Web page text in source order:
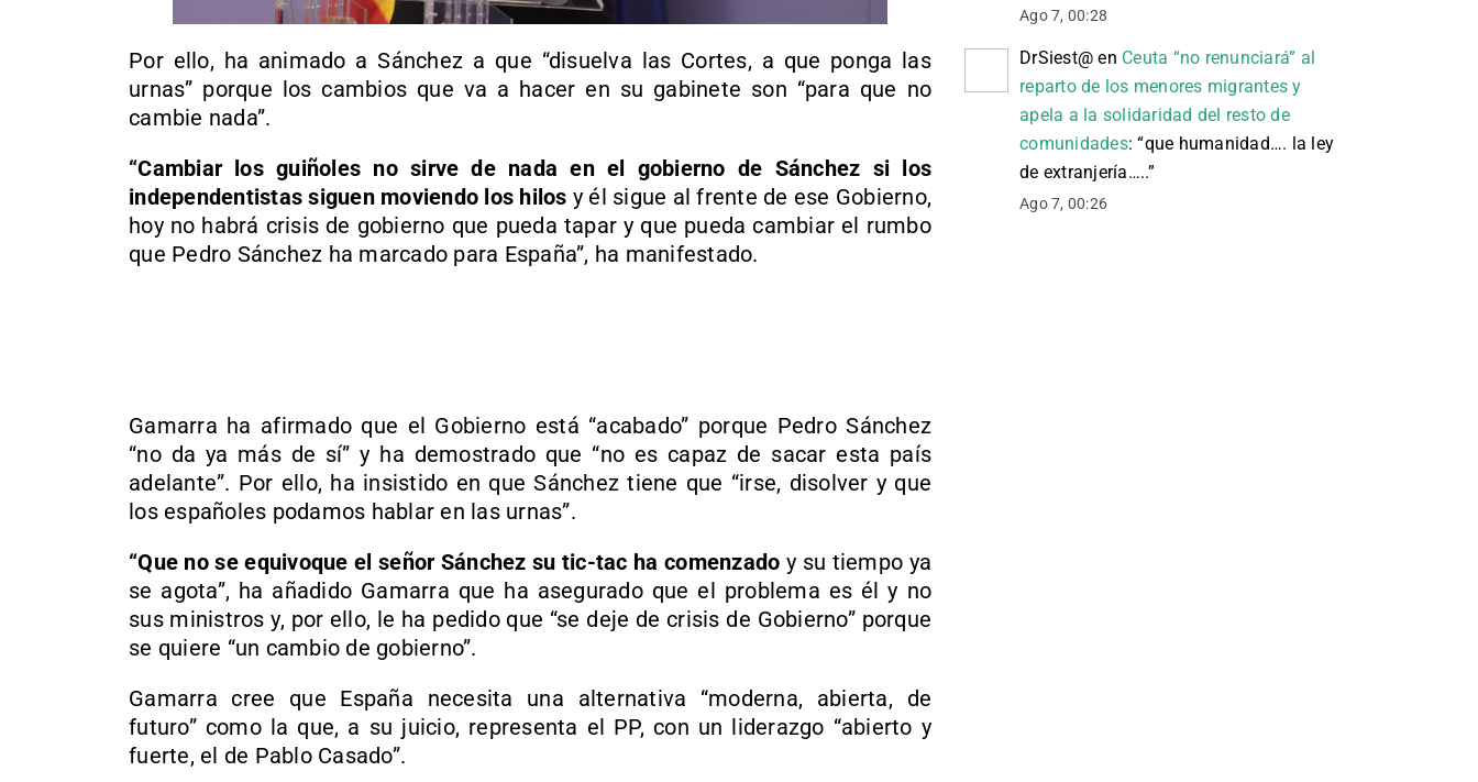
Por ello, ha animado a Sánchez a que “disuelva las Cortes, a que ponga las
urnas” porque los cambios que va a hacer en su gabinete son “para que no
cambie nada”.
“Cambiar los guiñoles no sirve de nada en el gobierno de Sánchez si los
independentistas siguen moviendo los hilos y él sigue al frente de ese Gobierno,
hoy no habrá crisis de gobierno que pueda tapar y que pueda cambiar el rumbo
que Pedro Sánchez ha marcado para España”, ha manifestado.
Gamarra ha afirmado que el Gobierno está “acabado” porque Pedro Sánchez
“no da ya más de sí” y ha demostrado que “no es capaz de sacar esta país
adelante”. Por ello, ha insistido en que Sánchez tiene que “irse, disolver y que
los españoles podamos hablar en las urnas”.
“Que no se equivoque el señor Sánchez su tic-tac ha comenzado y su tiempo ya
se agota”, ha añadido Gamarra que ha asegurado que el problema es él y no
sus ministros y, por ello, le ha pedido que “se deje de crisis de Gobierno” porque
se quiere “un cambio de gobierno”.
Gamarra cree que España necesita una alternativa “moderna, abierta, de
futuro” como la que, a su juicio, representa el PP, con un liderazgo “abierto y
fuerte, el de Pablo Casado”.
Ago 7, 00:28
DrSiest@ en Ceuta “no renunciará” al
reparto de los menores migrantes y
apela a la solidaridad del resto de
comunidades: “que humanidad…. la ley
de extranjería…..”
Ago 7, 00:26